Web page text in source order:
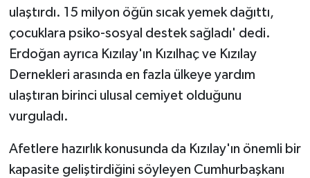
ulaştırdı. 15 milyon öğün sıcak yemek dağıttı,
çocuklara psiko-sosyal destek sağladı' dedi.
Erdoğan ayrıca Kızılay'ın Kızılhaç ve Kızılay
Dernekleri arasında en fazla ülkeye yardım
ulaştıran birinci ulusal cemiyet olduğunu
vurguladı.
Afetlere hazırlık konusunda da Kızılay'ın önemli bir
kapasite geliştirdiğini söyleyen Cumhurbaşkanı